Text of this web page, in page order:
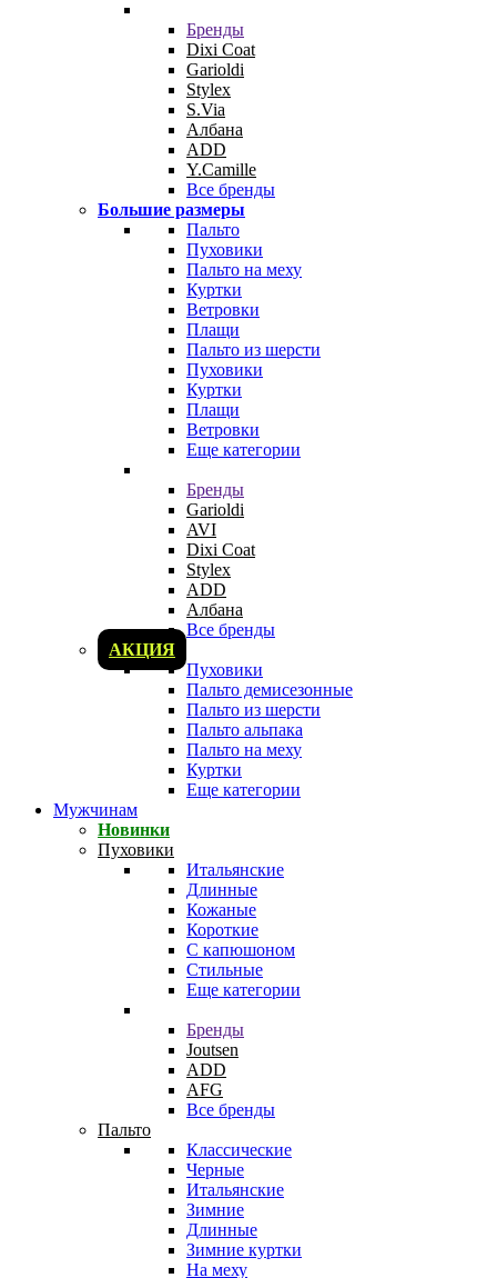
Бренды
Dixi Coat
Garioldi
Stylex
S.Via
Албана
ADD
Y.Camille
Все бренды
Большие размеры
Пальто
Пуховики
Пальто на меху
Куртки
Ветровки
Плащи
Пальто из шерсти
Пуховики
Куртки
Плащи
Ветровки
Еще категории
Бренды
Garioldi
AVI
Dixi Coat
Stylex
ADD
Албана
Все бренды
АКЦИЯ
Пуховики
Пальто демисезонные
Пальто из шерсти
Пальто альпака
Пальто на меху
Куртки
Еще категории
Мужчинам
Новинки
Пуховики
Итальянские
Длинные
Кожаные
Короткие
С капюшоном
Стильные
Еще категории
Бренды
Joutsen
ADD
AFG
Все бренды
Пальто
Классические
Черные
Итальянские
Зимние
Длинные
Зимние куртки
На меху